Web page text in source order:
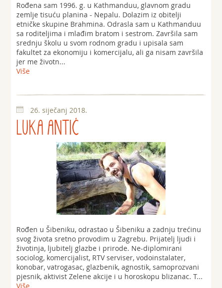
Rođena sam 1996. g. u Kathmanduu, glavnom gradu
zemlje tisuću planina - Nepalu. Dolazim iz obitelji
etničke skupine Brahmina. Odrasla sam u Kathmanduu
sa roditeljima i mlađim bratom i sestrom. Završila sam
srednju školu u svom rodnom gradu i upisala sam
fakultet za ekonomiju i komercijalu, ali ga nisam završila
jer me životn...
Više
26. siječanj 2018.
LUKA ANTIĆ
Rođen u Šibeniku, odrastao u Šibeniku a zadnju trećinu
svog života sretno provodim u Zagrebu. Prijatelj ljudi i
životinja, ljubitelj glazbe i prirode. Ne-diplomirani
sociolog, komercijalist, RTV serviser, vodoinstalater,
konobar, vatrogasac, glazbenik, agnostik, samoprozvani
pjesnik, aktivist Zelene akcije i u horoskopu blizanac. T...
Više